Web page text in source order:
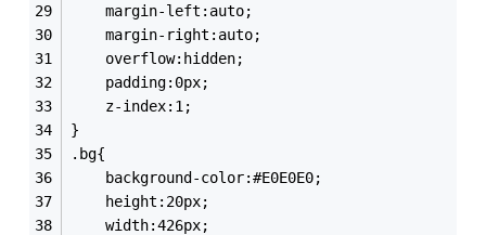
	margin-left:auto;
	margin-right:auto;
	overflow:hidden;
	padding:0px;
	z-index:1;
}
.bg{
	background-color:#E0E0E0;
	height:20px;
	width:426px;